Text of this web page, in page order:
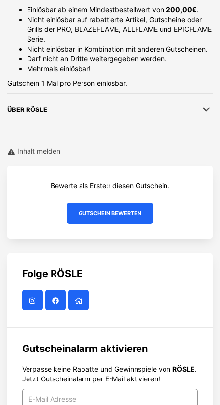
Einlösbar ab einem Mindestbestellwert von 200,00€.
Nicht einlösbar auf rabattierte Artikel, Gutscheine oder
Grills der PRO, BLAZEFLAME, ALLFLAME und EPICFLAME
Serie.
Nicht einlösbar in Kombination mit anderen Gutscheinen.
Darf nicht an Dritte weitergegeben werden.
Mehrmals einlösbar!
Gutschein 1 Mal pro Person einlösbar.
ÜBER RÖSLE
Inhalt melden
Bewerte als Erste:r diesen Gutschein.
GUTSCHEIN BEWERTEN
Folge RÖSLE
Gutscheinalarm aktivieren
Verpasse keine Rabatte und Gewinnspiele von RÖSLE.
Jetzt Gutscheinalarm per E-Mail aktivieren!